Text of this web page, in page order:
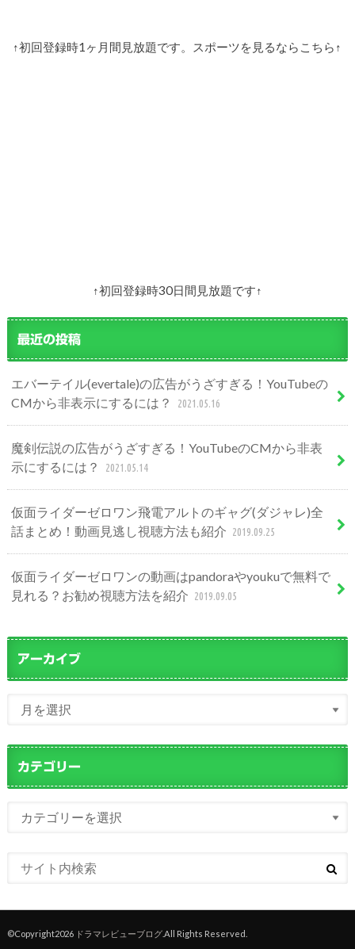
↑初回登録時1ヶ月間見放題です。スポーツを見るならこちら↑
↑初回登録時30日間見放題です↑
最近の投稿
エバーテイル(evertale)の広告がうざすぎる！YouTubeの
CMから非表示にするには？
2021.05.16
魔剣伝説の広告がうざすぎる！YouTubeのCMから非表
示にするには？
2021.05.14
仮面ライダーゼロワン飛電アルトのギャグ(ダジャレ)全
話まとめ！動画見逃し視聴方法も紹介 2019.09.25
仮面ライダーゼロワンの動画はpandoraやyoukuで無料で
見れる？お勧め視聴方法を紹介 2019.09.05
アーカイブ
カテゴリー
©Copyright2026 ドラマレビューブログ.All Rights Reserved.